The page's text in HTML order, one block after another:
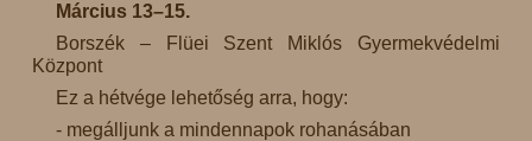
Március 13–15.
Borszék – Flüei Szent Miklós Gyermekvédelmi
Központ
Ez a hétvége lehetőség arra, hogy:
- megálljunk a mindennapok rohanásában